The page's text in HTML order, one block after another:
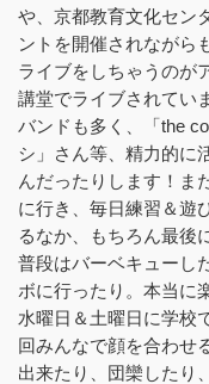
や、京都教育文化セン
ントを開催されながら
ライブをしちゃうのが
講堂でライブされてい
バンドも多く、「the
シ」さん等、精力的に
んだったりします！ま
に行き、毎日練習＆遊
るなか、もちろん最後
普段はバーベキューし
ボに行ったり。本当に
水曜日＆土曜日に学校
回みんなで顔を合わせ
出来たり、団欒したり